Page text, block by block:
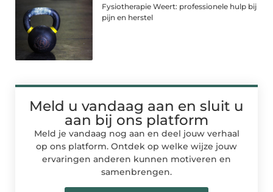
Fysiotherapie Weert: professionele hulp bij
pijn en herstel
Meld u vandaag aan en sluit u
aan bij ons platform
Meld je vandaag nog aan en deel jouw verhaal
op ons platform. Ontdek op welke wijze jouw
ervaringen anderen kunnen motiveren en
samenbrengen.